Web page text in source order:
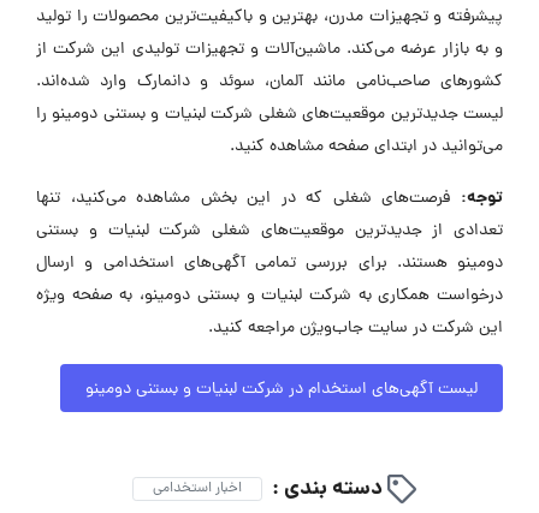
پیشرفته و تجهیزات مدرن، بهترین و باکیفیت‌ترین محصولات را تولید
و به بازار عرضه می‌کند. ماشین‌آلات و تجهیزات تولیدی این شرکت از
کشورهای صاحب‌نامی مانند آلمان، سوئد و دانمارک وارد شده‌اند.
لیست جدیدترین موقعیت‌های شغلی شرکت لبنیات و بستنی دومینو را
می‌توانید در ابتدای صفحه مشاهده کنید.
توجه: فرصت‌های شغلی که در این بخش مشاهده می‌کنید، تنها
تعدادی از جدیدترین موقعیت‌های شغلی شرکت لبنیات و بستنی
دومینو هستند. برای بررسی تمامی آگهی‌های استخدامی و ارسال
درخواست همکاری به شرکت لبنیات و بستنی دومینو، به صفحه ویژه
این شرکت در سایت جاب‌ویژن مراجعه کنید.
لیست آگهی‌های استخدام در شرکت لبنیات و بستنی دومینو
دسته بندی : اخبار استخدامی